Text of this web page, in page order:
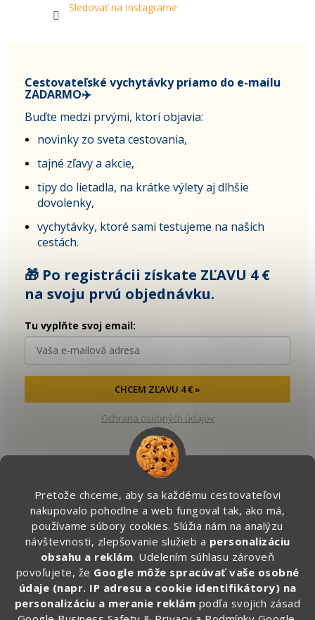
Pretože chceme, aby sa každému cestovateľovi
nakupovalo pohodlne a web fungoval tak, ako má,
používame súbory cookies. Slúžia nám na analýzu
návštevnosti, zlepšovanie služieb a personalizáciu
obsahu a reklám. Udelením súhlasu zároveň
povoľujete, že Google môže spracúvať vaše osobné
údaje (napr. IP adresu a cookie identifikátory) na
personalizáciu a meranie reklám podľa svojich zásad
Sledovať na Instagrame
Cestovateľské vychytávky priamo do e-mailu
ZADARMO✈️
Buďte medzi prvými, ktorí objavia:
novinky zo sveta cestovania,
tajné zľavy a akcie,
tipy do lietadla, na krátke výlety aj dlhšie
dovolenky,
vychytávky, ktoré sami testujeme na našich
cestách.
🎁 Po registrácii získate ZĽAVU 4 €
na svoju prvú objednávku.
Tu vyplňte svoj email:
CHCEM ZĽAVU 4 € »
Ochrana osobných údajov
Kontakt
info@zapakuj.sk
+421 950 887 079 (Po - Pia, 16:00 – 21:00)
Zapakuj.czsk
zapakuj_czsk